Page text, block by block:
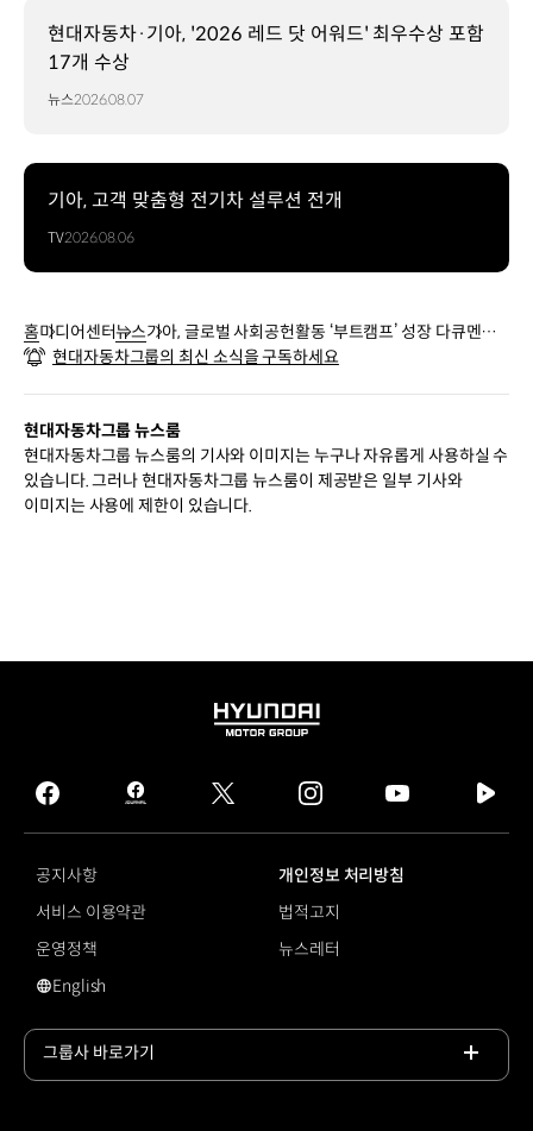
현대자동차·기아, '2026 레드 닷 어워드' 최우수상 포함
17개 수상
뉴스2026.08.07
기아, 고객 맞춤형 전기차 설루션 전개
TV2026.08.06
홈미디어센터뉴스기아, 글로벌 사회공헌활동 ‘부트캠프’ 성장 다큐멘터
리 공개
현대자동차그룹의 최신 소식을 구독하세요
현대자동차그룹 뉴스룸
현대자동차그룹 뉴스룸의 기사와 이미지는 누구나 자유롭게 사용하실 수
있습니다. 그러나 현대자동차그룹 뉴스룸이 제공받은 일부 기사와
이미지는 사용에 제한이 있습니다.
HYUNDAI
GROUP
facebook
hmg
journal
twitter instagram
tv
공지사항
개인정보 처리방침
서비스 이용약관
법적고지
운영정책
뉴스레터
영문 사이트로 이동
English
그룹사 바로가기